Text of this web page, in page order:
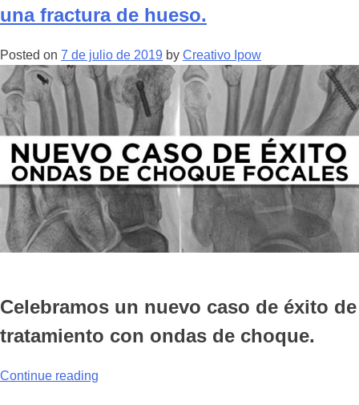
una fractura de hueso.
Posted on 7 de julio de 2019 by Creativo Ipow
Celebramos un nuevo caso de éxito de
tratamiento con ondas de choque.
Continue reading